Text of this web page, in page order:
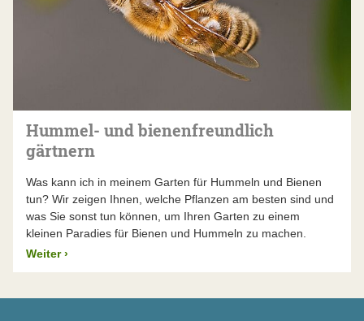
Hummel- und bienenfreundlich
gärtnern
Was kann ich in meinem Garten für Hummeln und Bienen
tun? Wir zeigen Ihnen, welche Pflanzen am besten sind und
was Sie sonst tun können, um Ihren Garten zu einem
kleinen Paradies für Bienen und Hummeln zu machen.
Weiter ›